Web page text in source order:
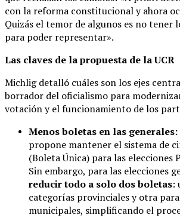
con la reforma constitucional y ahora
Quizás el temor de algunos es no tener
para poder representar».
Las claves de la propuesta de la UCR
Michlig detalló cuáles son los ejes
borrador del oficialismo para
votación y el funcionamiento de los
Menos boletas en las generales:
propone mantener el sistema de
(Boleta Única) para las elecciones
Sin embargo, para las elecciones
reducir todo a solo dos boletas:
categorías provinciales y otra
municipales, simplificando el